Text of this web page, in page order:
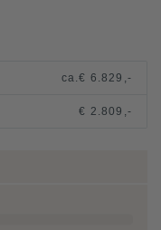
ca.€ 6.829,-
€ 2.809,-